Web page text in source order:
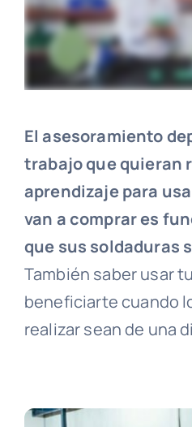
El asesoramiento
trabajo que quieran
aprendizaje para
van a comprar es
que sus soldaduras
También saber usar
beneficiarte cuando
realizar sean de una